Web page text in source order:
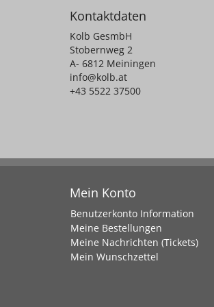
Kontaktdaten
Kolb GesmbH
Stobernweg 2
A- 6812 Meiningen
info@kolb.at
+43 5522 37500
Mein Konto
Benutzerkonto Information
Meine Bestellungen
Meine Nachrichten (Tickets)
Mein Wunschzettel